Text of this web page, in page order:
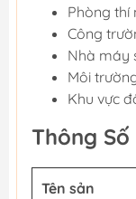
Phòng thí
Công
Nhà máy
Môi
Khu vực
Thông
Tên sản